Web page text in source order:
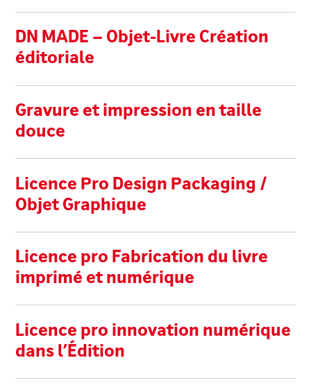
DN MADE – Objet-Livre Création
éditoriale
Gravure et impression en taille
douce
Licence Pro Design Packaging /
Objet Graphique
Licence pro Fabrication du livre
imprimé et numérique
Licence pro innovation numérique
dans l’Édition